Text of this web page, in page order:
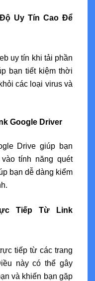
Uy Tín Cao Để
uy tín khi tải phần
bạn tiết kiệm thời
các loại virus và
Google Driver
Drive giúp bạn
tính năng quét
bạn dễ dàng kiểm
Tiếp Từ Link
tiếp từ các trang
này có thể gây
và khiến bạn gặp